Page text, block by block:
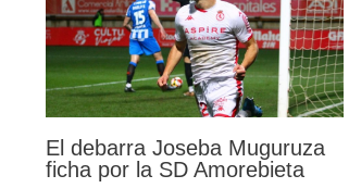
El debarra Joseba Muguruza
ficha por la SD Amorebieta